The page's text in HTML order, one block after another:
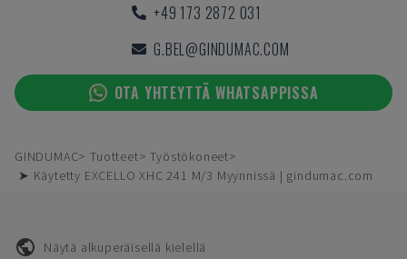
+49 173 2872 031
G.BEL@GINDUMAC.COM
OTA YHTEYTTÄ WHATSAPPISSA
GINDUMAC Tuotteet
Työstökoneet
➤ Käytetty EXCELLO XHC 241 M/3 Myynnissä | gindumac.com
Näytä alkuperäisellä kielellä